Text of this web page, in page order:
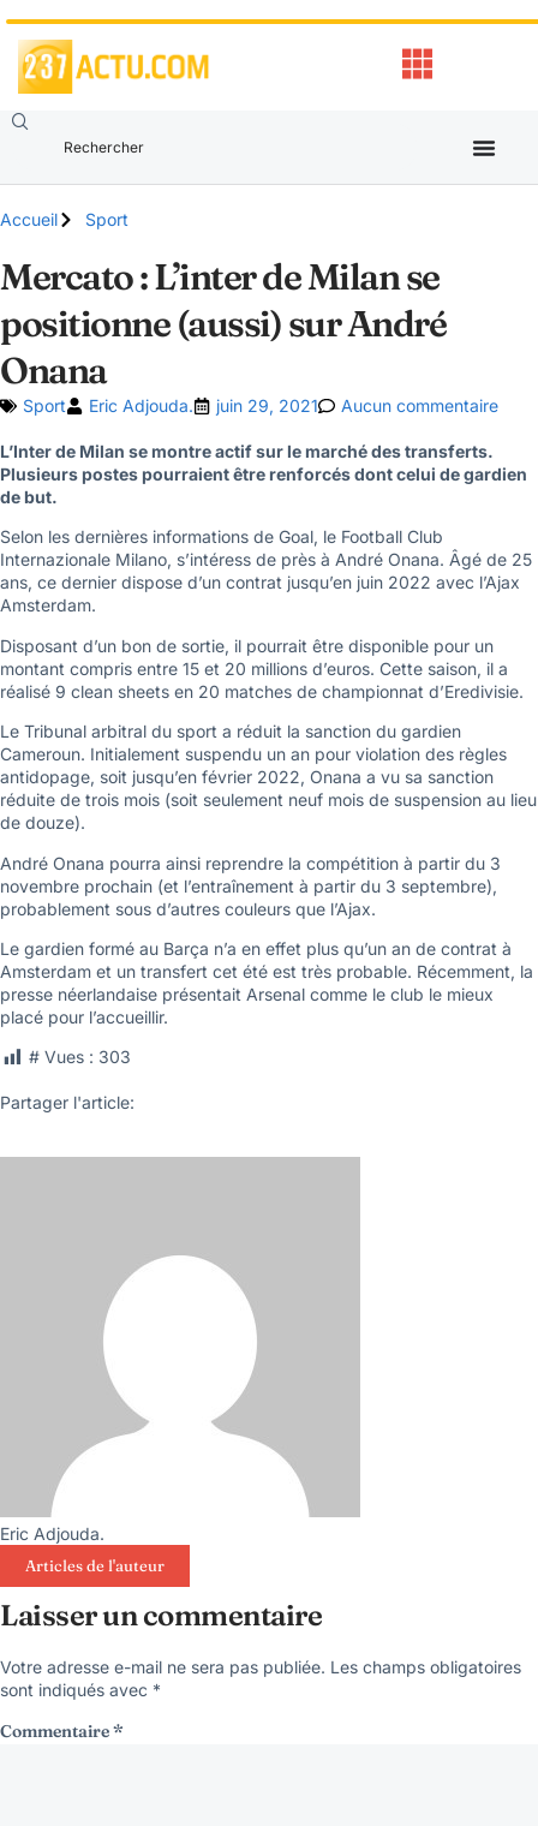
Accueil Sport
Mercato : L’inter de Milan se
positionne (aussi) sur André
Onana
Sport Eric Adjouda. juin 29, 2021 Aucun commentaire
L’Inter de Milan se montre actif sur le marché des transferts.
Plusieurs postes pourraient être renforcés dont celui de gardien
de but.
Selon les dernières informations de Goal, le Football Club
Internazionale Milano, s’intéress de près à André Onana. Âgé de 25
ans, ce dernier dispose d’un contrat jusqu’en juin 2022 avec l’Ajax
Amsterdam.
Disposant d’un bon de sortie, il pourrait être disponible pour un
montant compris entre 15 et 20 millions d’euros. Cette saison, il a
réalisé 9 clean sheets en 20 matches de championnat d’Eredivisie.
Le Tribunal arbitral du sport a réduit la sanction du gardien
Cameroun. Initialement suspendu un an pour violation des règles
antidopage, soit jusqu’en février 2022, Onana a vu sa sanction
réduite de trois mois (soit seulement neuf mois de suspension au lieu
de douze).
André Onana pourra ainsi reprendre la compétition à partir du 3
novembre prochain (et l’entraînement à partir du 3 septembre),
probablement sous d’autres couleurs que l’Ajax.
Le gardien formé au Barça n’a en effet plus qu’un an de contrat à
Amsterdam et un transfert cet été est très probable. Récemment, la
presse néerlandaise présentait Arsenal comme le club le mieux
placé pour l’accueillir.
# Vues : 303
Partager l'article:
Eric Adjouda.
Articles de l'auteur
Laisser un commentaire
Votre adresse e-mail ne sera pas publiée. Les champs obligatoires
sont indiqués avec *
Commentaire*